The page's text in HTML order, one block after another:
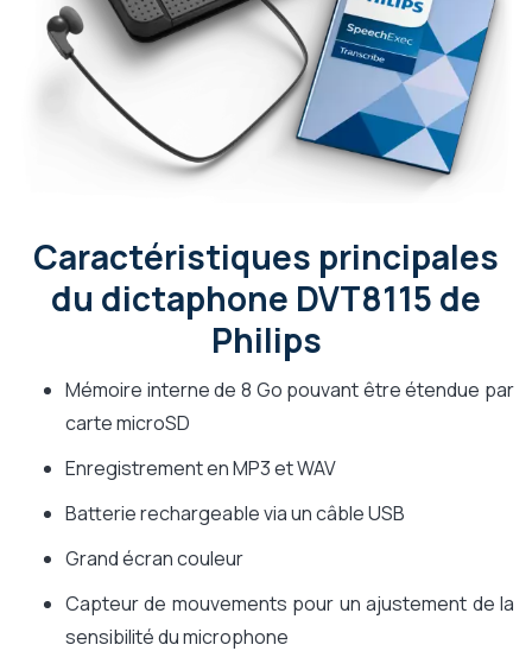
Caractéristiques principales
du dictaphone DVT8115 de
Philips
Mémoire interne de 8 Go pouvant être étendue par
carte microSD
Enregistrement en MP3 et WAV
Batterie rechargeable via un câble USB
Grand écran couleur
Capteur de mouvements pour un ajustement de la
sensibilité du microphone